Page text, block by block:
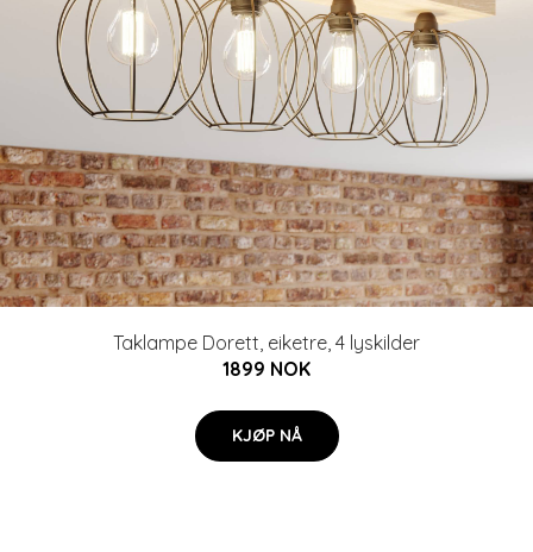
Taklampe Dorett, eiketre, 4 lyskilder
1899 NOK
KJØP NÅ